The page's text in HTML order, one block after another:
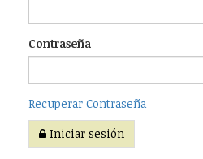
Contraseña
Recuperar Contraseña
Iniciar sesión